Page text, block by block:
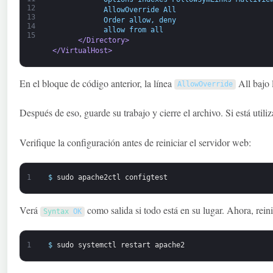
12
13
14
15
AllowOverride All
Order allow, deny
allow from all
</Directory>
</VirtualHost>
En el bloque de código anterior, la línea AllowOverride All bajo
Después de eso, guarde su trabajo y cierre el archivo. Si está
Verifique la configuración antes de reiniciar el servidor web:
1 $ sudo apache2ctl configtest
Verá Syntax OK como salida si todo está en su lugar. Ahora,
1 $ sudo systemctl restart apache2